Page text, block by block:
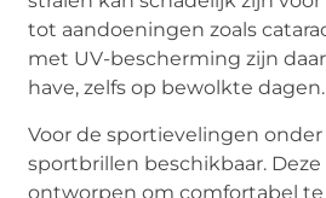
tot aandoeningen zoals
met UV-bescherming zijn
have, zelfs op bewolkte dagen.
Voor de sportievelingen onder
sportbrillen beschikbaar.
ontworpen om comfortabel